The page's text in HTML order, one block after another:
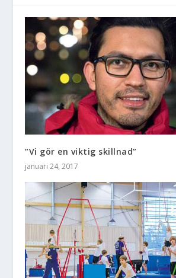
”Vi gör en viktig skillnad”
januari 24, 2017